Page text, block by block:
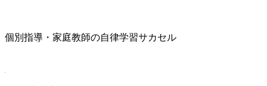
個別指導・家庭教師の自律学習サカセル